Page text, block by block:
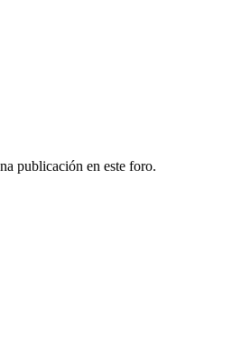
publicación en este foro.